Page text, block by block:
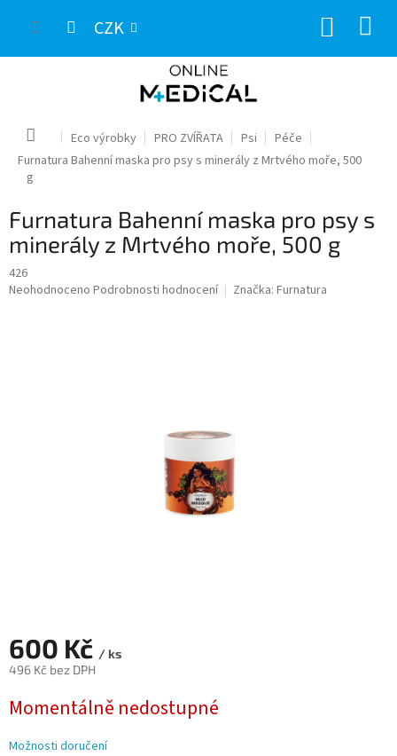
CZK
Domů Eco výrobky PRO ZVÍŘATA Psi
Péče
Furnatura Bahenní maska pro psy s minerály z Mrtvého moře, 500
g
Furnatura Bahenní maska pro psy s
minerály z Mrtvého moře, 500 g
426
Průměrné
Neohodnoceno Podrobnosti hodnocení Značka: Furnatura
600 Kč / ks
496 Kč bez DPH
cena:
Momentálně nedostupné
Možnosti doručení